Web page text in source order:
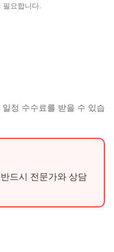
필요합니다.
정 수수료를 받을 수 있습
드시 전문가와 상담